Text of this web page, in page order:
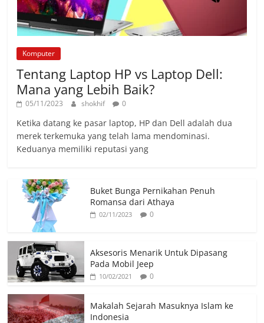
Komputer
Tentang Laptop HP vs Laptop Dell:
Mana yang Lebih Baik?
05/11/2023 shokhif 0
Ketika datang ke pasar laptop, HP dan Dell adalah dua
merek terkemuka yang telah lama mendominasi.
Keduanya memiliki reputasi yang
Buket Bunga Pernikahan Penuh
Romansa dari Athaya
02/11/2023 0
Aksesoris Menarik Untuk Dipasang
Pada Mobil Jeep
10/02/2021 0
Makalah Sejarah Masuknya Islam ke
Indonesia